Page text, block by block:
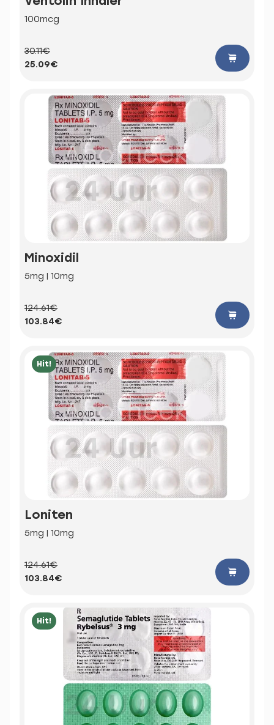
100mcg
30.11€
25.09€
Minoxidil
5mg | 10mg
124.61€
103.84€
Hit!
Loniten
5mg | 10mg
124.61€
103.84€
Hit!